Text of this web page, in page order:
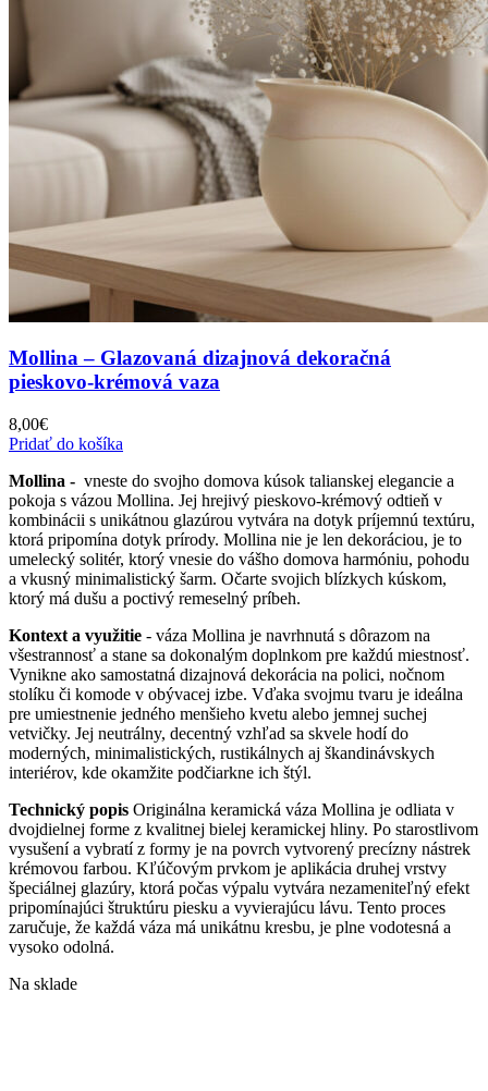
Mollina – Glazovaná dizajnová dekoračná
pieskovo-krémová vaza
8,00€
Pridať do košíka
Mollina - vneste do svojho domova kúsok talianskej elegancie a
pokoja s vázou Mollina. Jej hrejivý pieskovo-krémový odtieň v
kombinácii s unikátnou glazúrou vytvára na dotyk príjemnú textúru,
ktorá pripomína dotyk prírody. Mollina nie je len dekoráciou, je to
umelecký solitér, ktorý vnesie do vášho domova harmóniu, pohodu
a vkusný minimalistický šarm. Očarte svojich blízkych kúskom,
ktorý má dušu a poctivý remeselný príbeh.
Kontext a využitie - váza Mollina je navrhnutá s dôrazom na
všestrannosť a stane sa dokonalým doplnkom pre každú miestnosť.
Vynikne ako samostatná dizajnová dekorácia na polici, nočnom
stolíku či komode v obývacej izbe. Vďaka svojmu tvaru je ideálna
pre umiestnenie jedného menšieho kvetu alebo jemnej suchej
vetvičky. Jej neutrálny, decentný vzhľad sa skvele hodí do
moderných, minimalistických, rustikálnych aj škandinávskych
interiérov, kde okamžite podčiarkne ich štýl.
Technický popis Originálna keramická váza Mollina je odliata v
dvojdielnej forme z kvalitnej bielej keramickej hliny. Po starostlivom
vysušení a vybratí z formy je na povrch vytvorený precízny nástrek
krémovou farbou. Kľúčovým prvkom je aplikácia druhej vrstvy
špeciálnej glazúry, ktorá počas výpalu vytvára nezameniteľný efekt
pripomínajúci štruktúru piesku a vyvierajúcu lávu. Tento proces
zaručuje, že každá váza má unikátnu kresbu, je plne vodotesná a
vysoko odolná.
Na sklade